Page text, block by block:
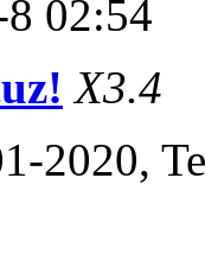
02:54
X3.4
2020,